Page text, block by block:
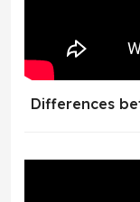
Differences